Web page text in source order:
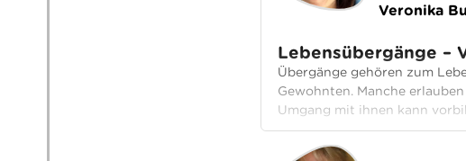
Veronika
Lebensübergänge –
Übergänge gehören zum
Gewohnten. Manche
Umgang mit ihnen kann